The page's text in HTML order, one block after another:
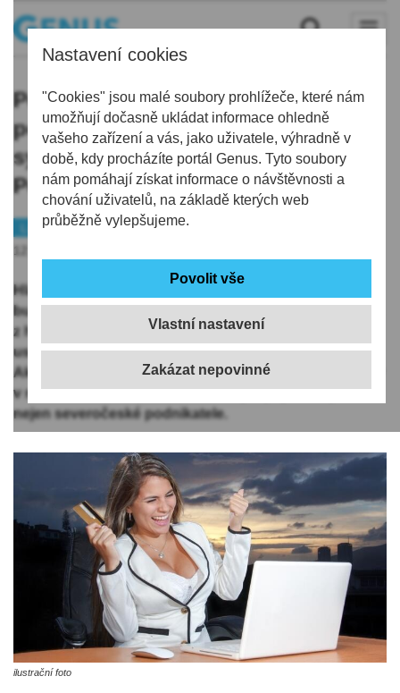
Nastavení cookies
"Cookies" jsou malé soubory prohlížeče, které nám
umožňují dočasně ukládat informace ohledně
vašeho zařízení a vás, jako uživatele, výhradně v
době, kdy procházíte portál Genus. Tyto soubory
nám pomáhají získat informace o návštěvnosti a
chování uživatelů, na základě kterých web
průběžně vylepšujeme.
Vlastní nastavení
Pod Ještěd se na konci září sjede
podnikatelská elita, akce se koná
symbolicky v rodišti Ferdinanda
Porsche
Byznys
Liberec
Hlavní ekonom České spořitelny, šéf evropských
burziánů, zakladatel Lasvitu. To jsou jen některá jména
z hvězdně obsazeného fóra, které se koncem září
uskuteční v Kulturním centru 101010 ve Vratislavicích.
Akce zaštítěná Libereckým krajem, konaná symbolicky
v rodišti Ferdinanda Porsche, má propojit a inspirovat
nejen severočeské podnikatele.
ilustrační foto